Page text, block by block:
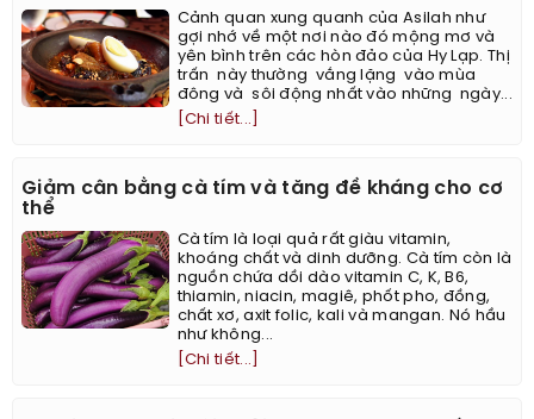
Cảnh quan xung quanh của Asilah như
gợi nhớ về một nơi nào đó mộng mơ và
yên bình trên các hòn đảo của Hy Lạp. Thị
trấn này thường vắng lặng vào mùa
đông và sôi động nhất vào những ngày...
[Chi tiết...]
Giảm cân bằng cà tím và tăng đề kháng cho cơ
thể
Cà tím là loại quả rất giàu vitamin,
khoáng chất và dinh dưỡng. Cà tím còn là
nguồn chứa dồi dào vitamin C, K, B6,
thiamin, niacin, magiê, phốt pho, đồng,
chất xơ, axit folic, kali và mangan. Nó hầu
như không...
[Chi tiết...]